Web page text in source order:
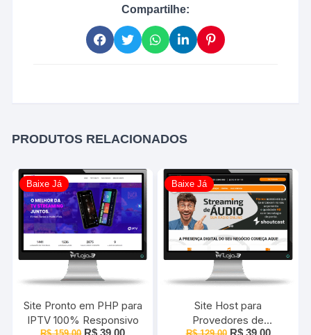
Compartilhe:
PRODUTOS RELACIONADOS
Baixe Já
Site Pronto em PHP para
IPTV 100% Responsivo
O
O
Baixe Já
Site Host para
Provedores de
O
O